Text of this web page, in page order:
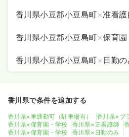
香川県小豆郡小豆島町×准看護
香川県小豆郡小豆島町×保育
香川県小豆郡小豆島町× 日勤の
香川県で条件を追加する
香川県×車通勤可（駐車場有）
香川県×ブ
香川県×保育園・学校
香川県×正看護師
香川県×保育園・学校
香川県×日勤のみ